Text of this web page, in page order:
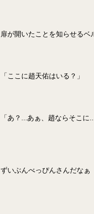
扉が開いたことを知らせるベ
「ここに趙天佑はいる？」
「あ？...あぁ、趙ならそこに...
ずいぶんべっぴんさんだなぁ